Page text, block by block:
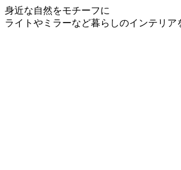
身近な自然をモチーフに
ライトやミラーなど暮らしのインテリア